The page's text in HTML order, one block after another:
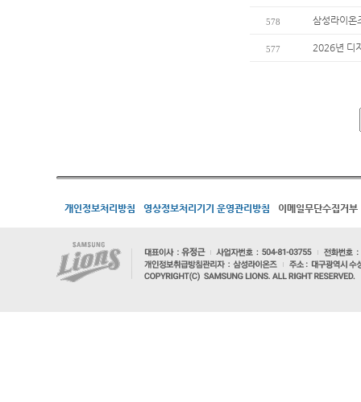
578 삼성라이온
577 2026년 디
개인정보처리방침 영상정보처리기기 운영관리방침 이메일무단수집거부